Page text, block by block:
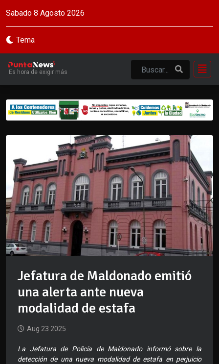
Sabado 8 Agosto 2026
Tema
Es hora de exigir más
Jefatura de Maldonado emitió
una alerta ante nueva
modalidad de estafa
Aug 23 2025
La Jefatura de Policía de Maldonado informó sobre la
detección de una nueva modalidad de estafa en perjuicio